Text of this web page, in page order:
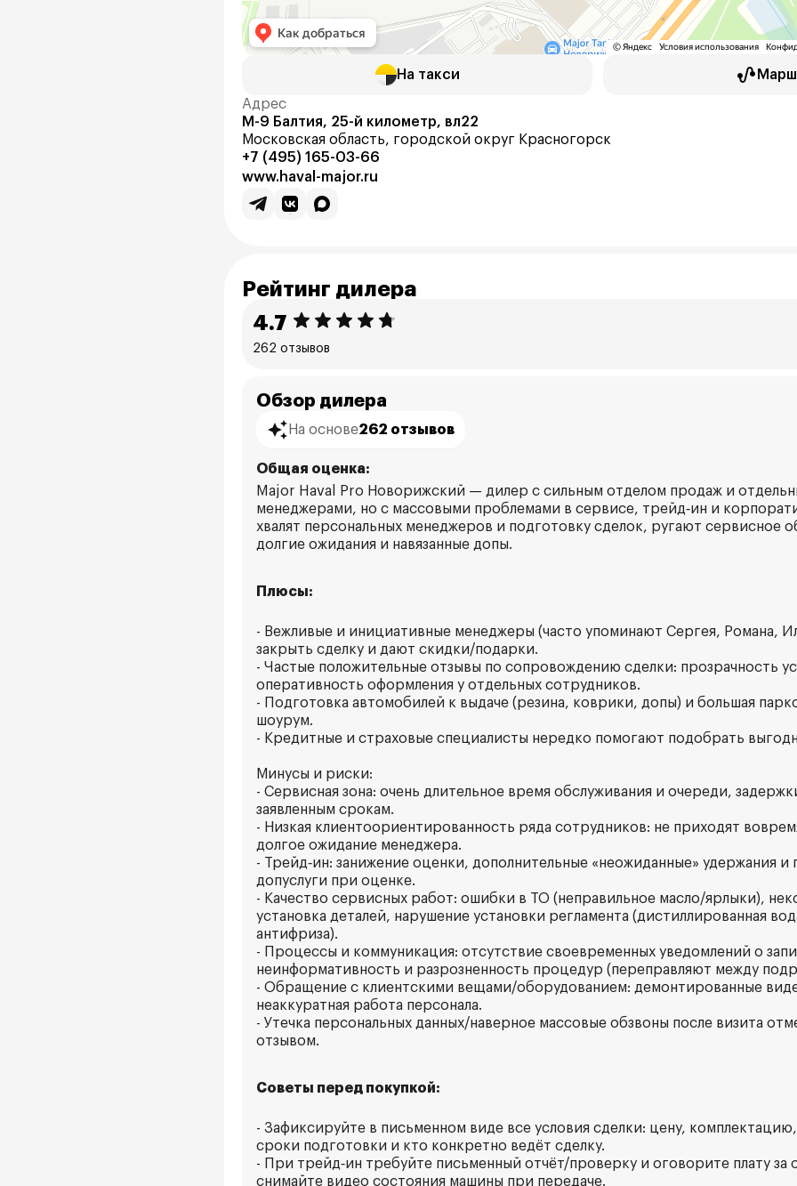
На такси
Адрес
М-9 Балтия, 25-й километр, вл22
Московская область, городской округ Красногорск
+7 (495) 165-03-66
www.haval-major.ru
Рейтинг дилера
4.7
262 отзывов
Обзор дилера
На основе262 отзывов
Общая оценка:
Major Haval Pro Новорижский — дилер с сильным отделом продаж и
менеджерами, но с массовыми проблемами в сервисе, трейд‑ин и
хвалят персональных менеджеров и подготовку сделок, ругают сервисное
долгие ожидания и навязанные допы.
Плюсы:
- Вежливые и инициативные менеджеры (часто упоминают Сергея, Романа,
закрыть сделку и дают скидки/подарки.
- Частые положительные отзывы по сопровождению сделки: прозрачность
оперативность оформления у отдельных сотрудников.
- Подготовка автомобилей к выдаче (резина, коврики, допы) и большая
шоурум.
- Кредитные и страховые специалисты нередко помогают подобрать
Минусы и риски:
- Сервисная зона: очень длительное время обслуживания и очереди,
заявленным срокам.
- Низкая клиентоориентированность ряда сотрудников: не приходят
долгое ожидание менеджера.
- Трейд‑ин: занижение оценки, дополнительные «неожиданные» удержания и
допуслуги при оценке.
- Качество сервисных работ: ошибки в ТО (неправильное масло/ярлыки),
установка деталей, нарушение установки регламента (дистиллированная
антифриза).
- Процессы и коммуникация: отсутствие своевременных уведомлений о
неинформативность и разрозненность процедур (переправляют между
- Обращение с клиентскими вещами/оборудованием: демонтированные
неаккуратная работа персонала.
- Утечка персональных данных/наверное массовые обзвоны после визита
отзывом.
Советы перед покупкой:
- Зафиксируйте в письменном виде все условия сделки: цену,
сроки подготовки и кто конкретно ведёт сделку.
- При трейд‑ин требуйте письменный отчёт/проверку и оговорите плату за
снимайте видео состояния машины при передаче.